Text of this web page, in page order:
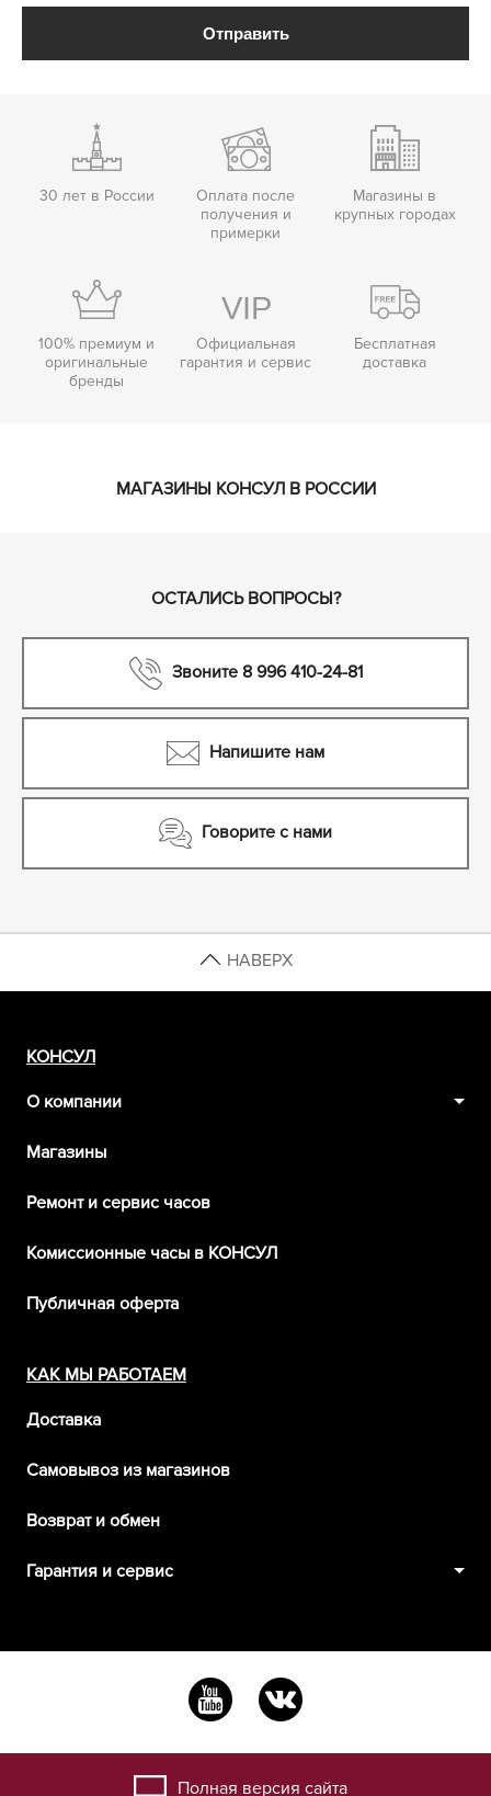
Отправить
30 лет в России
Оплата после
получения и
примерки
Магазины в
крупных городах
100% премиум и
оригинальные
бренды
Официальная
гарантия и сервис
Бесплатная
доставка
МАГАЗИНЫ КОНСУЛ В РОССИИ
ОСТАЛИСЬ ВОПРОСЫ?
Звоните 8 996 410-24-81
Напишите нам
Говорите с нами
НАВЕРХ
КОНСУЛ
О компании
Магазины
Ремонт и сервис часов
Комиссионные часы в КОНСУЛ
Публичная оферта
КАК МЫ РАБОТАЕМ
Доставка
Самовывоз из магазинов
Возврат и обмен
Гарантия и сервис
Полная версия сайта